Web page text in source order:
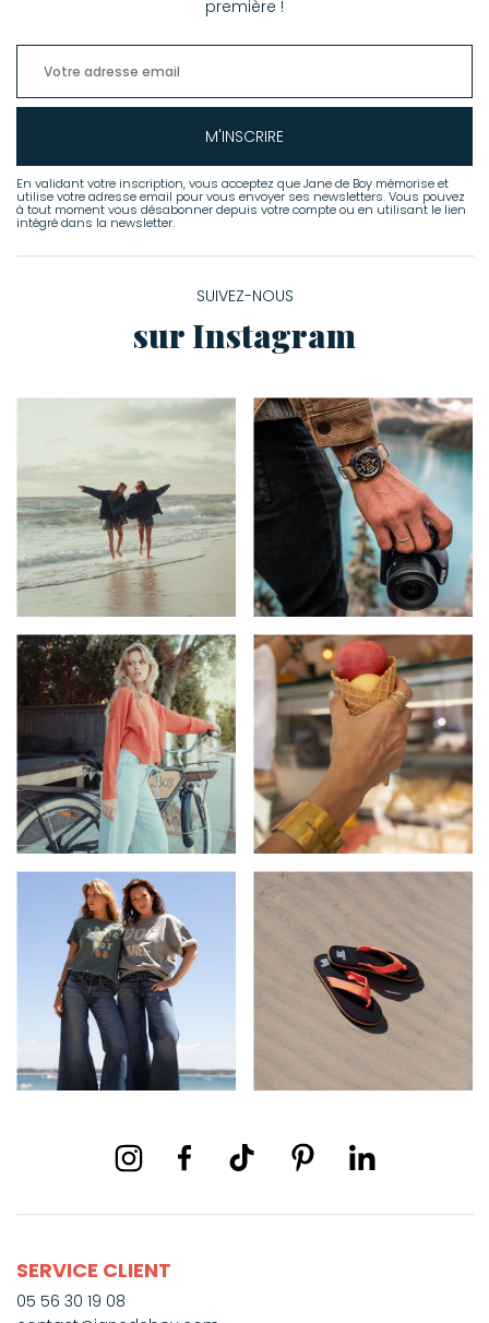
première !
M'INSCRIRE
En validant votre inscription, vous acceptez que Jane de Boy mémorise et
utilise votre adresse email pour vous envoyer ses newsletters. Vous pouvez
à tout moment vous désabonner depuis votre compte ou en utilisant le lien
intégré dans la newsletter.
SUIVEZ-NOUS
sur Instagram
SERVICE CLIENT
05 56 30 19 08